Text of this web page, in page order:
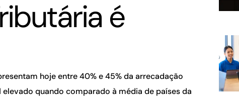
é
hoje entre 40% e 45% da arrecadação
quando comparado à média de países da